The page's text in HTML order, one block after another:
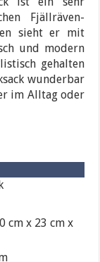
Fjällräven-
sieht er mit
und modern
gehalten
wunderbar
im Alltag oder
cm x 23 cm x